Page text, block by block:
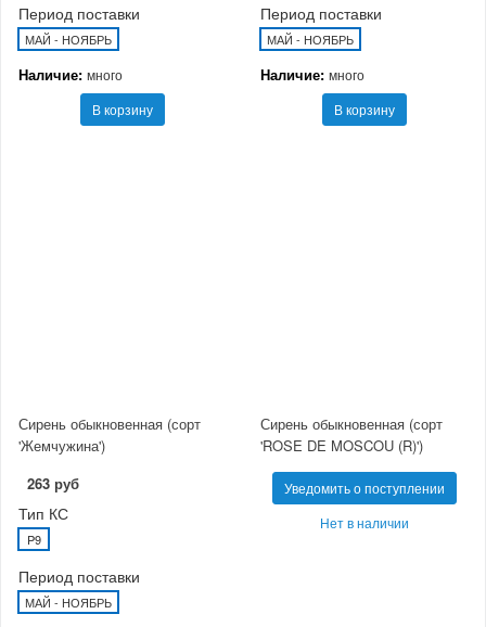
Период поставки
МАЙ - НОЯБРЬ
Наличие: много
В корзину
Период поставки
МАЙ - НОЯБРЬ
Наличие: много
В корзину
Сирень обыкновенная (сорт
'Жемчужина')
263 руб
Тип КС
P9
Период поставки
МАЙ - НОЯБРЬ
Сирень обыкновенная (сорт
'ROSE DE MOSCOU (R)')
Уведомить о поступлении
Нет в наличии